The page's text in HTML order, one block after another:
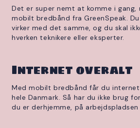
Det er super nemt at komme i gang,
mobilt bredbånd fra GreenSpeak.
virker med det samme, og du skal
hverken teknikere eller eksperter.
Internet overalt
Med mobilt bredbånd får du
hele Danmark. Så har du ikke brug
du er derhjemme, på